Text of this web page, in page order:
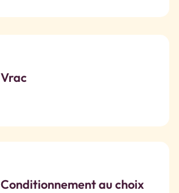
Vrac
Conditionnement au choix